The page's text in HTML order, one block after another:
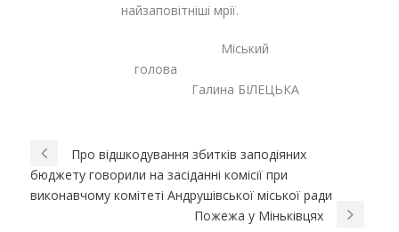
найзаповітніші мрії.
Міський
голова
Галина БІЛЕЦЬКА
Про відшкодування збитків заподіяних
бюджету говорили на засіданні комісії при
виконавчому комітеті Андрушівської міської ради
Пожежа у Міньківцях